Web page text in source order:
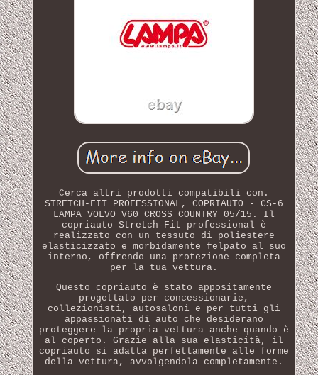
Cerca altri prodotti compatibili con.
STRETCH-FIT PROFESSIONAL, COPRIAUTO - CS-6
LAMPA VOLVO V60 CROSS COUNTRY 05/15. Il
copriauto Stretch-Fit professional è
realizzato con un tessuto di poliestere
elasticizzato e morbidamente felpato al suo
interno, offrendo una protezione completa
per la tua vettura.
Questo copriauto è stato appositamente
progettato per concessionarie,
collezionisti, autosaloni e per tutti gli
appassionati di auto che desiderano
proteggere la propria vettura anche quando è
al coperto. Grazie alla sua elasticità, il
copriauto si adatta perfettamente alle forme
della vettura, avvolgendola completamente.